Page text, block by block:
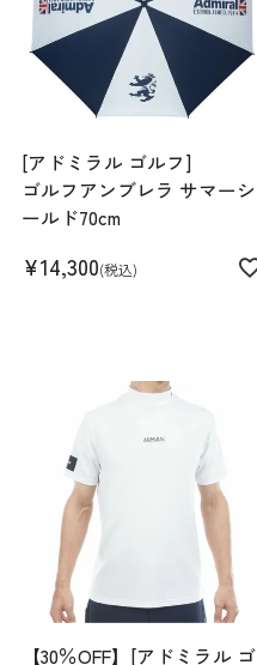
[アドミラル ゴルフ]
ゴルフアンブレラ サマーシ
ールド70cm
¥14,300 税込
【30％OFF】[アドミラル ゴ